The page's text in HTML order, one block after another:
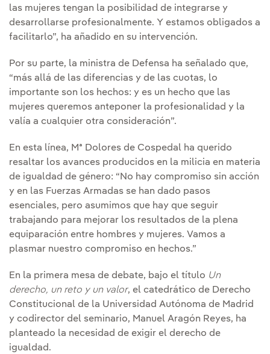
las mujeres tengan la posibilidad de integrarse y
desarrollarse profesionalmente. Y estamos obligados a
facilitarlo”, ha añadido en su intervención.
Por su parte, la ministra de Defensa ha señalado que,
“más allá de las diferencias y de las cuotas, lo
importante son los hechos: y es un hecho que las
mujeres queremos anteponer la profesionalidad y la
valía a cualquier otra consideración”.
En esta línea, Mª Dolores de Cospedal ha querido
resaltar los avances producidos en la milicia en materia
de igualdad de género: “No hay compromiso sin acción
y en las Fuerzas Armadas se han dado pasos
esenciales, pero asumimos que hay que seguir
trabajando para mejorar los resultados de la plena
equiparación entre hombres y mujeres. Vamos a
plasmar nuestro compromiso en hechos.”
En la primera mesa de debate, bajo el título Un
derecho, un reto y un valor, el catedrático de Derecho
Constitucional de la Universidad Autónoma de Madrid
y codirector del seminario, Manuel Aragón Reyes, ha
planteado la necesidad de exigir el derecho de
igualdad.